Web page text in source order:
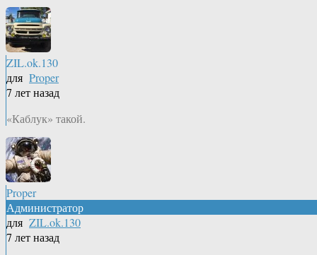
ZIL.ok.130
для Proper
7 лет назад
«Каблук» такой.
Proper
Администратор
для ZIL.ok.130
7 лет назад